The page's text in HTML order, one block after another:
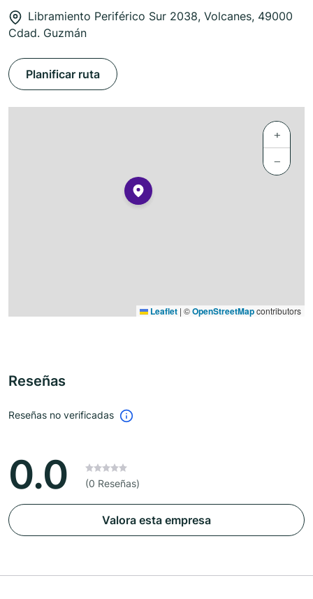
Libramiento Periférico Sur 2038, Volcanes, 49000
Cdad. Guzmán
Planificar ruta
+
−
Leaflet | ©OpenStreetMapcontributors
Reseñas
Reseñas no verificadas
0.0 (0 Reseñas)
Valora esta empresa